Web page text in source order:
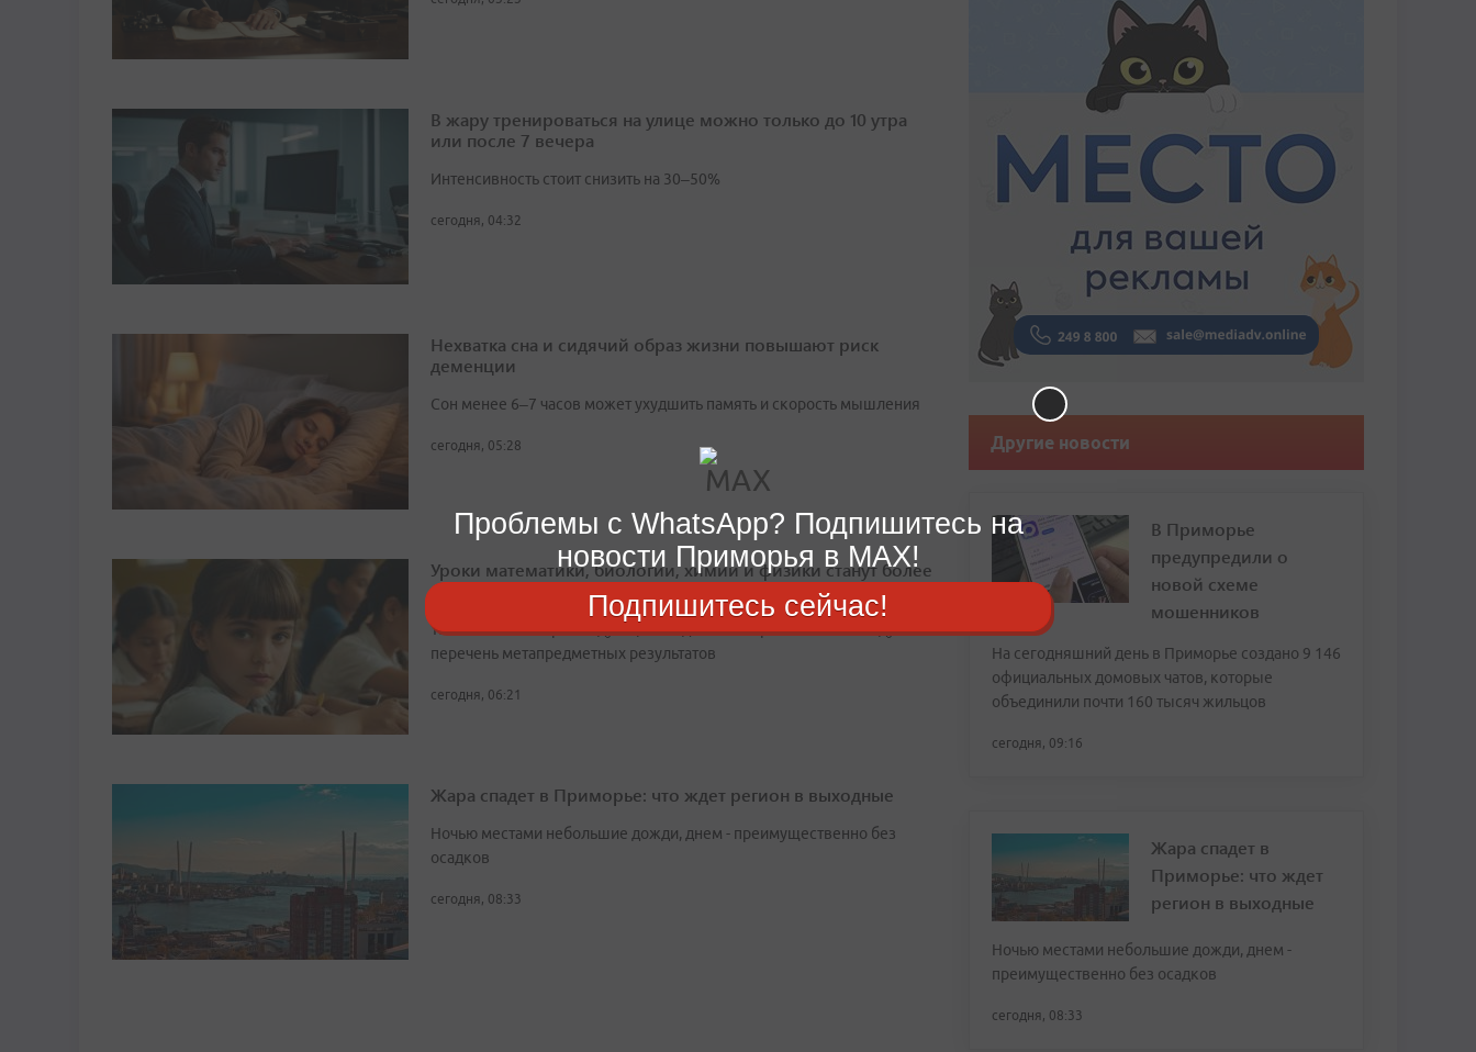
В жару тренироваться на улице можно только до 10 утра
или после 7 вечера
Интенсивность стоит снизить на 30–50%
сегодня, 04:32
Нехватка сна и сидячий образ жизни повышают риск
деменции
Сон менее 6–7 часов может ухудшить память и скорость мышления
сегодня, 05:28
Уроки математики, биологии, химии и физики станут более
прикладными
Также с 1 сентября следующего года навыки работы с ИИ войдут в
перечень метапредметных результатов
сегодня, 06:21
Жара спадет в Приморье: что ждет регион в выходные
Ночью местами небольшие дожди, днем - преимущественно без
осадков
сегодня, 08:33
Другие новости
В Приморье
предупредили о
новой схеме
мошенников
На сегодняшний день в Приморье создано 9 146
официальных домовых чатов, которые
объединили почти 160 тысяч жильцов
сегодня, 09:16
Жара спадет в
Приморье: что ждет
регион в выходные
Ночью местами небольшие дожди, днем -
преимущественно без осадков
сегодня, 08:33
Проблемы с WhatsApp? Подпишитесь на
новости Приморья в MAX!
Подпишитесь сейчас!